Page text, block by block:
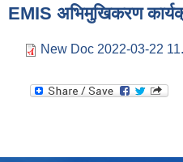
EMIS अभिमुखिकरण
New Doc 2022-03-22